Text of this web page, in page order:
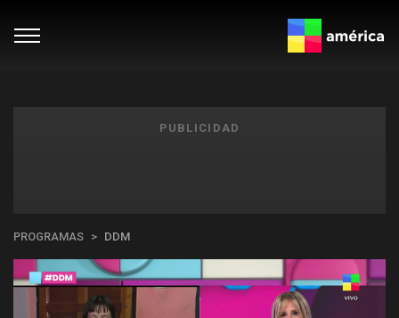
PUBLICIDAD
PROGRAMAS DDM